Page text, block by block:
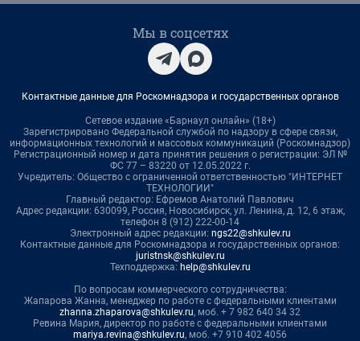
Мы в соцсетях
Контактные данные для Роскомнадзора и государственных органов
Сетевое издание «Барнаул онлайн» (18+)
Зарегистрировано Федеральной службой по надзору в сфере связи,
информационных технологий и массовых коммуникаций (Роскомнадзор)
Регистрационный номер и дата принятия решения о регистрации: ЭЛ №
ФС 77 – 83220 от 12.05.2022 г.
Учредитель: Общество с ограниченной ответственностью "ИНТЕРНЕТ
ТЕХНОЛОГИИ"
Главный редактор: Ефремов Анатолий Павлович
Адрес редакции: 630099, Россия, Новосибирск, ул. Ленина, д. 12, 6 этаж,
телефон 8 (912) 222-00-14
Электронный адрес редакции: ngs22@shkulev.ru
Контактные данные для Роскомнадзора и государственных органов:
juristnsk@shkulev.ru
Техподдержка: help@shkulev.ru
По вопросам коммерческого сотрудничества:
Жапарова Жанна, менеджер по работе с федеральными клиентами
zhanna.zhaparova@shkulev.ru, моб. + 7 982 640 34 32
Ревина Мария, директор по работе с федеральными клиентами
mariya.revina@shkulev.ru, моб. +7 910 402 4056